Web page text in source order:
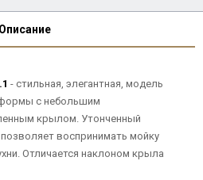
Описание
- стильная, элегантная, модель
формы с небольшим
крылом. Утонченный
воспринимать мойку
Отличается наклоном крыла